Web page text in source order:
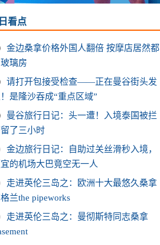
看点
金边桑拿价格外国人翻倍 按摩店居然都
璃房
请打开包接受检查——正在曼谷街头发
是隆沙吞成“重点区域”
曼谷旅行日记：头一遭！入境泰国被拦
了三小时
金边旅行日记：自助过关丝滑秒入境，
的机场大巴竟空无一人
走进英伦三岛之：欧洲十大最悠久桑拿
兰the pipeworks
走进英伦三岛之：曼彻斯特同志桑拿